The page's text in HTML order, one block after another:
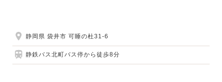
静岡県 袋井市 可睡の杜31-6
静鉄バス北町バス停から徒歩8分